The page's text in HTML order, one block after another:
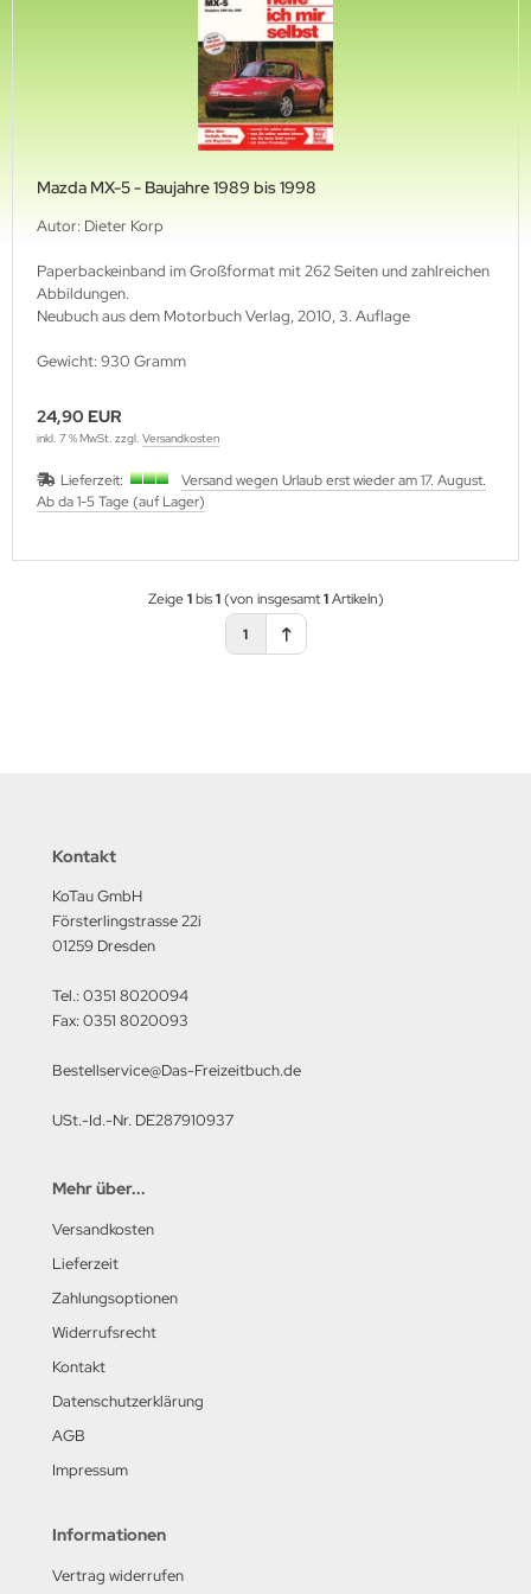
Mazda MX-5 - Baujahre 1989 bis 1998
Autor: Dieter Korp
Paperbackeinband im Großformat mit 262 Seiten und zahlreichen
Abbildungen.
Neubuch aus dem Motorbuch Verlag, 2010, 3. Auflage
Gewicht: 930 Gramm
24,90 EUR
inkl. 7 % MwSt. zzgl. Versandkosten
Lieferzeit:
Versand wegen Urlaub erst wieder am 17. August.
Ab da 1-5 Tage (auf Lager)
Zeige1bis1(von insgesamt1Artikeln)
1
Kontakt
KoTau GmbH
Försterlingstrasse 22i
01259 Dresden
Tel.: 0351 8020094
Fax: 0351 8020093
Bestellservice@Das-Freizeitbuch.de
USt.-Id.-Nr. DE287910937
Mehr über...
Versandkosten
Lieferzeit
Zahlungsoptionen
Widerrufsrecht
Kontakt
Datenschutzerklärung
AGB
Impressum
Informationen
Vertrag widerrufen
& Technik
Verlag
Verlag